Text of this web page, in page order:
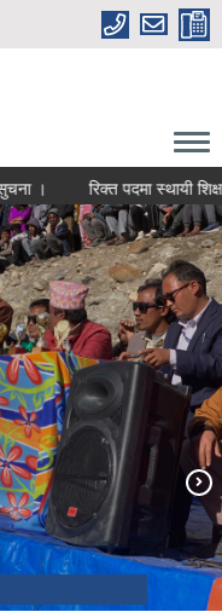
रिक्त पदमा स्थायी शिक्षक